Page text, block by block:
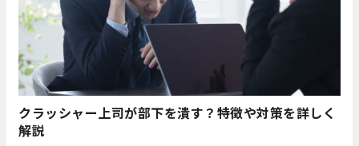
クラッシャー上司が部下を潰す？特徴や対策を詳しく
解説